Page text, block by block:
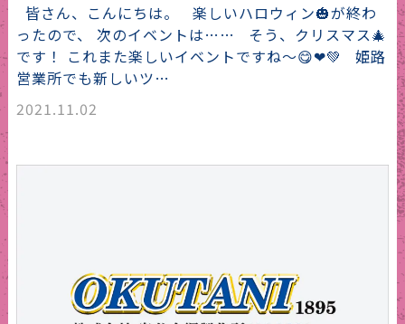
皆さん、こんにちは。 楽しいハロウィン🎃が終わ
ったので、 次のイベントは…… そう、クリスマス🎄
です！ これまた楽しいイベントですね～😋❤💚 姫路
営業所でも新しいツ…
2021.11.02